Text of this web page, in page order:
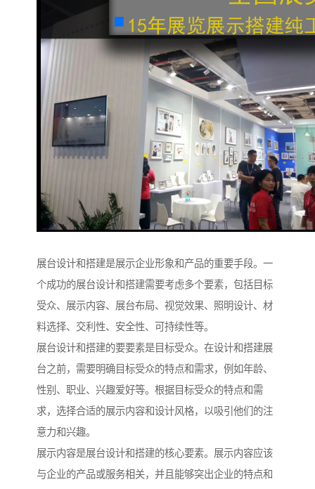
展台设计和搭建是展示企业形象和产品的重要手段。一
个成功的展台设计和搭建需要考虑多个要素，包括目标
受众、展示内容、展台布局、视觉效果、照明设计、材
料选择、交利性、安全性、可持续性等。
展台设计和搭建的要要素是目标受众。在设计和搭建展
台之前，需要明确目标受众的特点和需求，例如年龄、
性别、职业、兴趣爱好等。根据目标受众的特点和需
求，选择合适的展示内容和设计风格，以吸引他们的注
意力和兴趣。
展示内容是展台设计和搭建的核心要素。展示内容应该
与企业的产品或服务相关，并且能够突出企业的特点和